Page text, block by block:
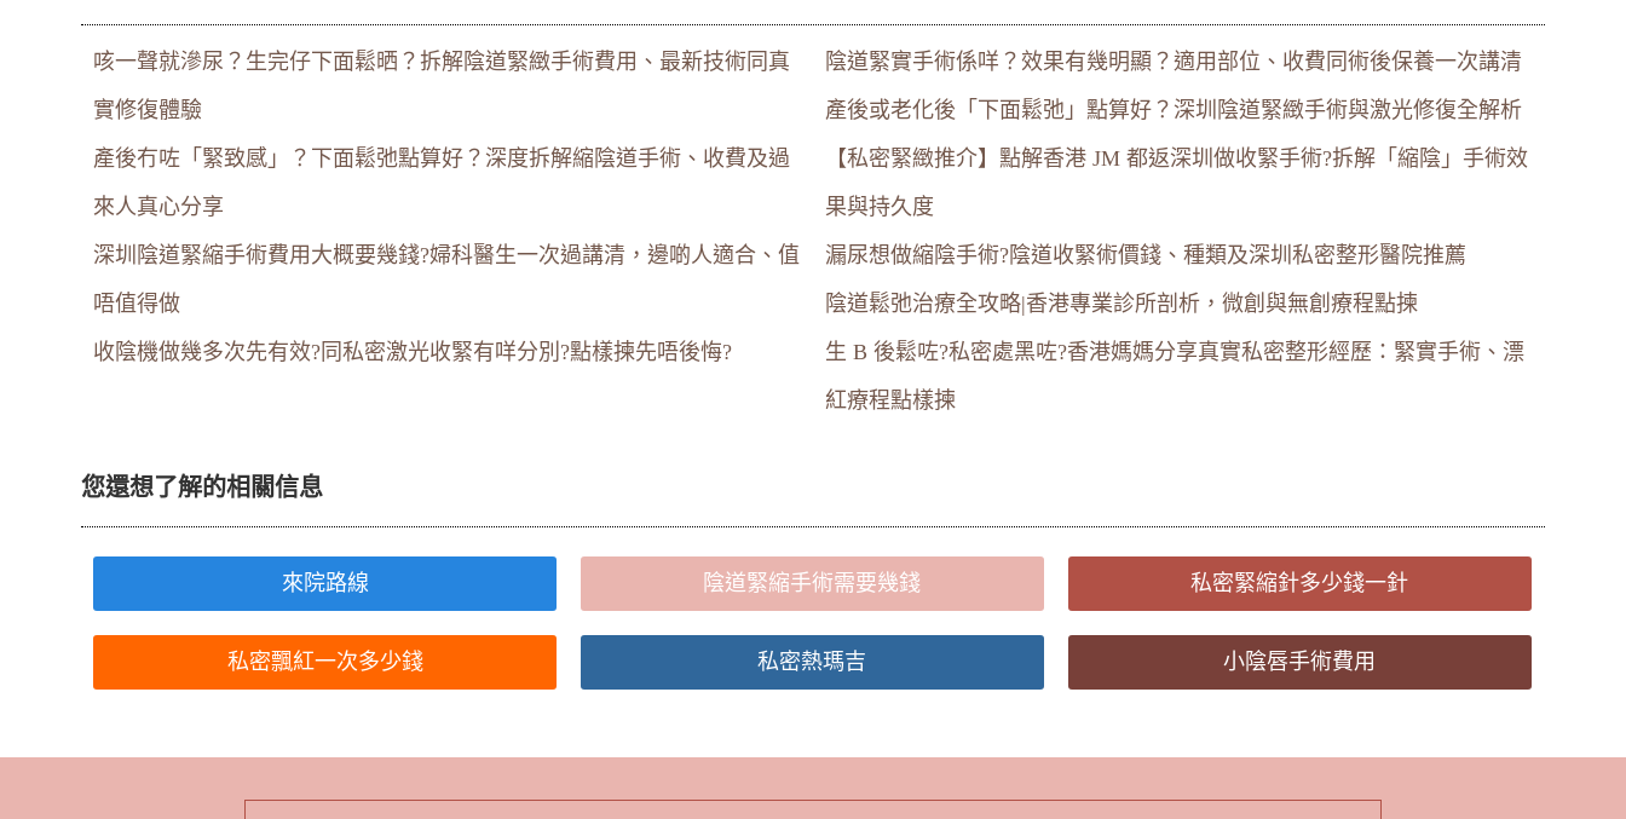
咳一聲就滲尿？生完仔下面鬆晒？拆解陰道緊緻手術費用、最新技術同真
實修復體驗
陰道緊實手術係咩？效果有幾明顯？適用部位、收費同術後保養一次講清
產後或老化後「下面鬆弛」點算好？深圳陰道緊緻手術與激光修復全解析
產後冇咗「緊致感」？下面鬆弛點算好？深度拆解縮陰道手術、收費及過
來人真心分享
【私密緊緻推介】點解香港 JM 都返深圳做收緊手術?拆解「縮陰」手術效
果與持久度
深圳陰道緊縮手術費用大概要幾錢?婦科醫生一次過講清，邊啲人適合、值
唔值得做
漏尿想做縮陰手術?陰道收緊術價錢、種類及深圳私密整形醫院推薦
陰道鬆弛治療全攻略|香港專業診所剖析，微創與無創療程點揀
收陰機做幾多次先有效?同私密激光收緊有咩分別?點樣揀先唔後悔?
生 B 後鬆咗?私密處黑咗?香港媽媽分享真實私密整形經歷：緊實手術、漂
紅療程點樣揀
您還想了解的相關信息
來院路線 陰道緊縮手術需要幾錢 私密緊縮針多少錢一針
私密飄紅一次多少錢 私密熱瑪吉 小陰唇手術費用